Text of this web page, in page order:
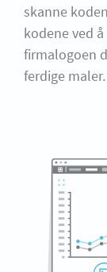
skanne
kodene ved
firmalogoen
ferdige maler.